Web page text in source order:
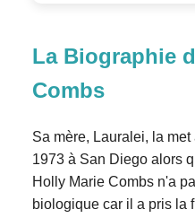
La Biographie
Combs
Sa mère, Lauralei, la
1973 à San Diego alors
Holly Marie Combs n'a
biologique car il a pris la